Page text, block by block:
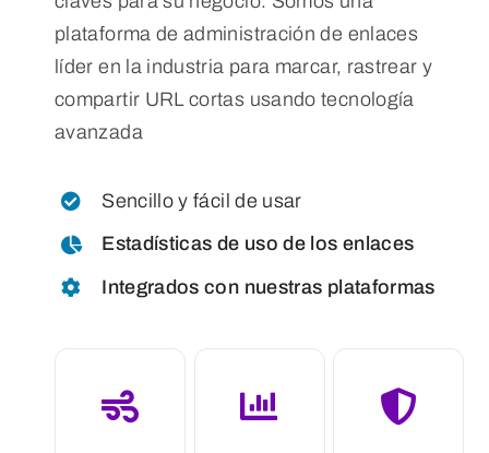
plataforma de administración de enlaces
líder en la industria para marcar, rastrear y
compartir URL cortas usando tecnología
avanzada
Sencillo y fácil de usar
Estadísticas de uso de los enlaces
Integrados con nuestras plataformas